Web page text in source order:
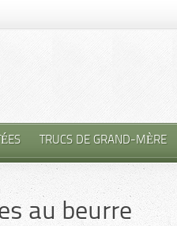
TRUCS DE GRAND-MÈRE
au beurre